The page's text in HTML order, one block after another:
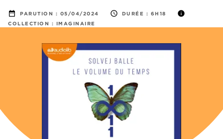
date_range PARUTION : 05/04/2024 access_time DURÉE : 6H18 info
COLLECTION : IMAGINAIRE